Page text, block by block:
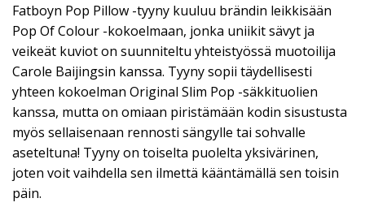
Fatboyn Pop Pillow -tyyny kuuluu brändin leikkisään
Pop Of Colour -kokoelmaan, jonka uniikit sävyt ja
veikeät kuviot on suunniteltu yhteistyössä muotoilija
Carole Baijingsin kanssa. Tyyny sopii täydellisesti
yhteen kokoelman Original Slim Pop -säkkituolien
kanssa, mutta on omiaan piristämään kodin sisustusta
myös sellaisenaan rennosti sängylle tai sohvalle
aseteltuna! Tyyny on toiselta puolelta yksivärinen,
joten voit vaihdella sen ilmettä kääntämällä sen toisin
päin.